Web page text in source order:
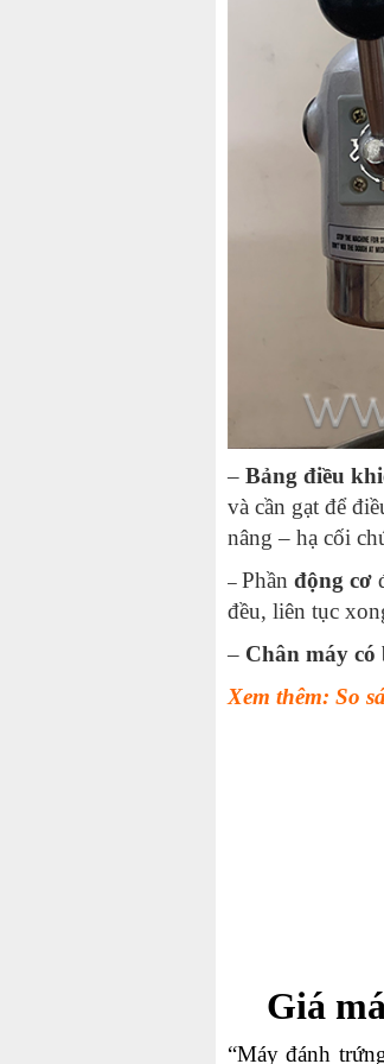
– Bảng điều
và cần gạt để
nâng – hạ cối
– Phần động cơ
đều, liên tục
– Chân máy có
Xem thêm: So
Giá
“Máy đánh